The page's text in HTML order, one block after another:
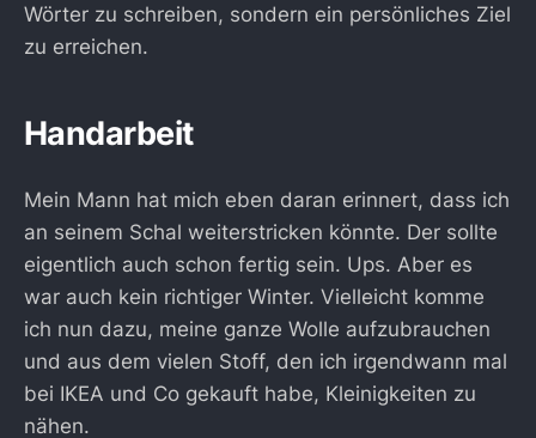
Wörter zu schreiben, sondern ein persönliches Ziel
zu erreichen.
Handarbeit
Mein Mann hat mich eben daran erinnert, dass ich
an seinem Schal weiterstricken könnte. Der sollte
eigentlich auch schon fertig sein. Ups. Aber es
war auch kein richtiger Winter. Vielleicht komme
ich nun dazu, meine ganze Wolle aufzubrauchen
und aus dem vielen Stoff, den ich irgendwann mal
bei IKEA und Co gekauft habe, Kleinigkeiten zu
nähen.